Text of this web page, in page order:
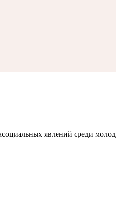
асоциальных явлений среди